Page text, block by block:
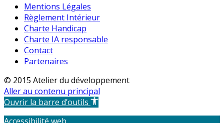
Mentions Légales
Règlement Intérieur
Charte Handicap
Charte IA responsable
Contact
Partenaires
© 2015 Atelier du développement
Aller au contenu principal
Ouvrir la barre d’outils
Accessibilité web